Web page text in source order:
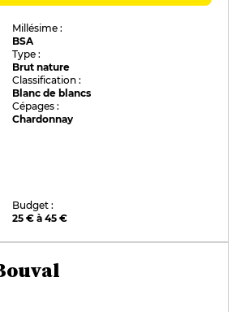
Millésime :
BSA
Type :
Brut nature
Classification :
Blanc de blancs
Cépages :
Chardonnay
Budget :
25 € à 45 €